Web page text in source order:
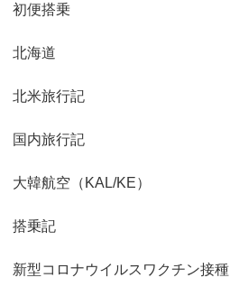
初便搭乗
北海道
北米旅行記
国内旅行記
大韓航空（KAL/KE）
搭乗記
新型コロナウイルスワクチン接種